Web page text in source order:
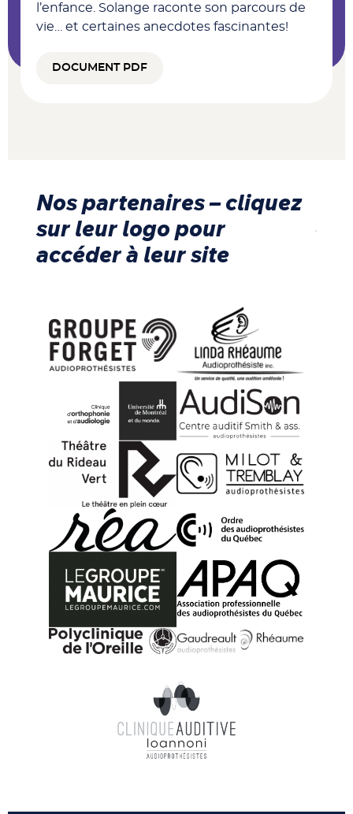
l’enfance. Solange raconte son parcours de
vie… et certaines anecdotes fascinantes!
DOCUMENT PDF
Nos partenaires – cliquez
sur leur logo pour
accéder à leur site